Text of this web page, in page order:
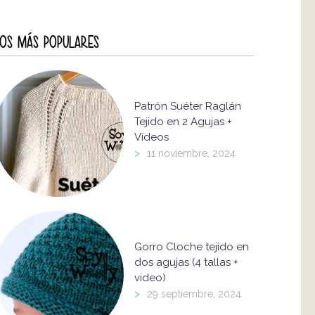
MÁS POPULARES
Patrón Suéter Raglán
Tejido en 2 Agujas +
Vídeos
> 11 noviembre, 2024
Gorro Cloche tejido en
dos agujas (4 tallas +
video)
> 29 septiembre, 2024